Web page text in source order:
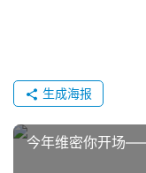
生成海报
今年维密你开场